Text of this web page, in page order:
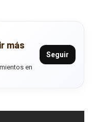
más
en
Seguir